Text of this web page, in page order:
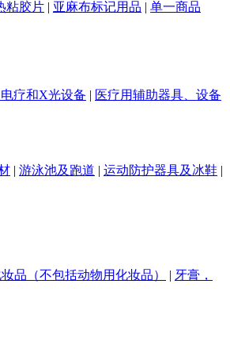
粘胶片 | 亚麻布标记用品 | 单一商品
疗和X光设备 | 医疗用辅助器具、设备
| 游泳池及跑道 | 运动防护器具及冰鞋 |
品（不包括动物用化妆品） | 牙膏，